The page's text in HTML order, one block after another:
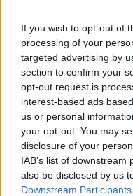
If you wish to opt-out of
processing of your
targeted advertising by
section to confirm your
opt-out request is
interest-based ads
us or personal
your opt-out. You may
disclosure of your
IAB’s list of
also be disclosed by us
Downstream Participants
Az ellopott vásárlói
kapcsolódnak, és
telefonszámokat és
kiskereskedő
jelszavakat nem
jelentette a támadást a
vállalat azt tanácsolja
KEDVES